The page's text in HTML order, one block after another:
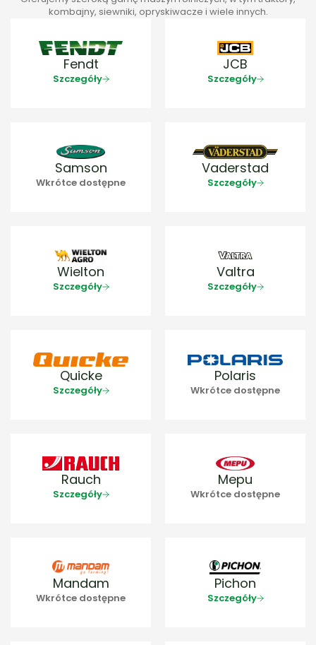
kombajny, siewniki, opryskiwacze i wiele innych.
Fendt
Szczegóły
JCB
Szczegóły
Samson
Wkrótce dostępne
Vaderstad
Szczegóły
Wielton
Szczegóły
Valtra
Szczegóły
Quicke
Szczegóły
Polaris
Wkrótce dostępne
Rauch
Szczegóły
Mepu
Wkrótce dostępne
Mandam
Wkrótce dostępne
Pichon
Szczegóły